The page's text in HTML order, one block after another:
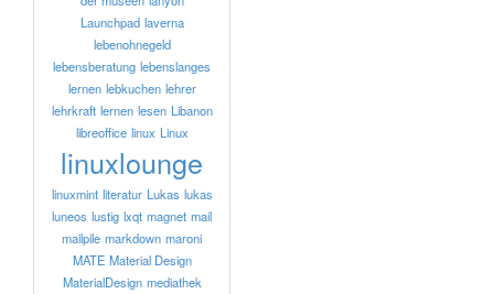
Launchpad laverna
lebenohnegeld
lebensberatung lebenslanges
lernen lebkuchen lehrer
lehrkraft lernen lesen Libanon
libreoffice linux Linux
linuxlounge
linuxmint literatur Lukas lukas
luneos lustig lxqt magnet mail
mailpile markdown maroni
MATE Material Design
MaterialDesign mediathek